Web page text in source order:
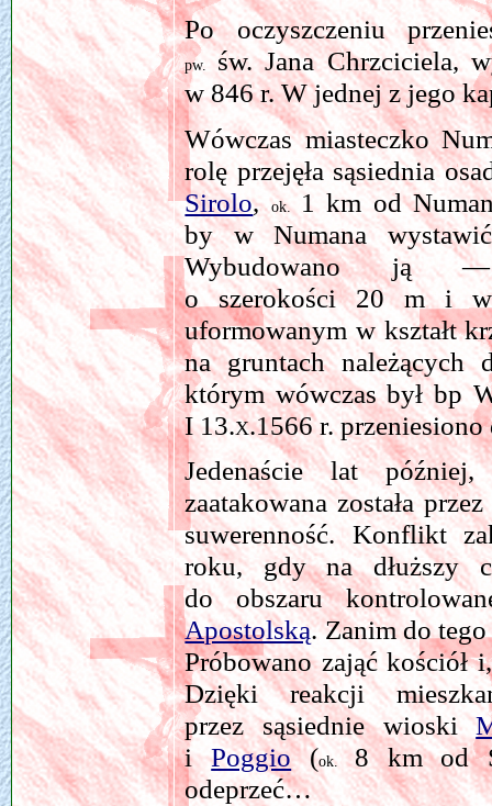
Po oczyszczeniu
pw. św. Jana Chrzciciela,
w 846 r. W jednej z jego
Wówczas miasteczko
rolę przejęła sąsiednia
Sirolo,ok. 1 km od
by w Numana
Wybudowano ją
o szerokości 20 m i
uformowanym w kształt
na gruntach należących
którym wówczas był bp
I13.x.1566r.
Jedenaście lat
zaatakowana została
suwerenność. Konflikt
roku, gdy na dłuższy
do obszaru
Apostolską. Zanim do tego
Próbowano zająć kościół
Dzięki reakcji
przez sąsiednie wioski
iPoggio(ok. 8 km od
odeprzeć…